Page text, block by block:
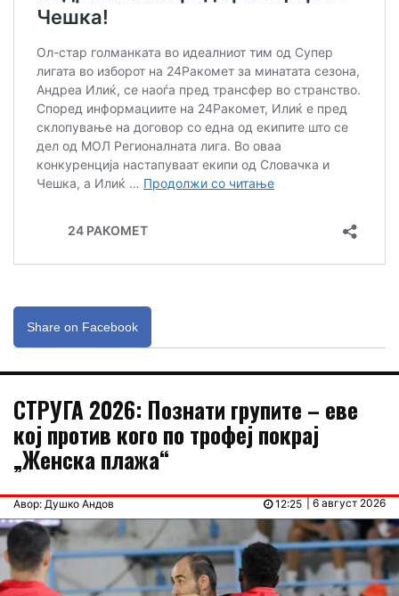
Share on Facebook
СТРУГА 2026: Познати групите – еве
кој против кого по трофеј покрај
„Женска плажа“
Авор: Душко Андов | 6 август 2026
12:25